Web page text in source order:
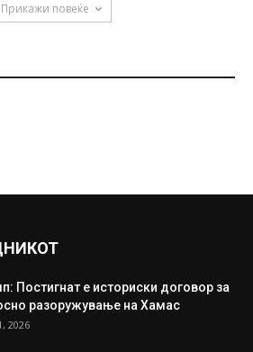
Прикажи повеќе
Постигнат е историски договор за
разоружување на Хамас
2026